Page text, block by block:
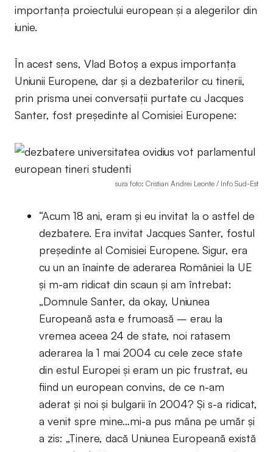
importanța proiectului european și a alegerilor din
iunie.
În acest sens, Vlad Botoș a expus importanța
Uniunii Europene, dar și a dezbaterilor cu tinerii,
prin prisma unei conversații purtate cu Jacques
Santer, fost președinte al Comisiei Europene:
sura foto: Cristian Andrei Leonte / Info Sud-Est
“Acum 18 ani, eram și eu invitat la o astfel de
dezbatere. Era invitat Jacques Santer, fostul
președinte al Comisiei Europene. Sigur, era
cu un an înainte de aderarea României la UE
și m-am ridicat din scaun și am întrebat:
„Domnule Santer, da okay, Uniunea
Europeană asta e frumoasă – erau la
vremea aceea 24 de state, noi ratasem
aderarea la 1 mai 2004 cu cele zece state
din estul Europei și eram un pic frustrat, eu
fiind un european convins, de ce n-am
aderat și noi și bulgarii în 2004? Și s-a ridicat,
a venit spre mine…mi-a pus mâna pe umăr și
a zis: „Tinere, dacă Uniunea Europeană există